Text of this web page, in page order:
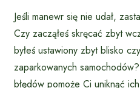
Jeśli manewr się nie udał,
Czy zacząłeś skręcać zbyt
byłeś ustawiony zbyt blisko
zaparkowanych
błędów pomoże Ci uniknąć